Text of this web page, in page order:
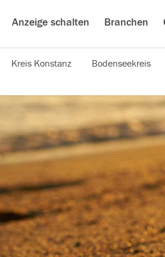
Anzeige schalten Branchen
Kreis Konstanz Bodenseekreis